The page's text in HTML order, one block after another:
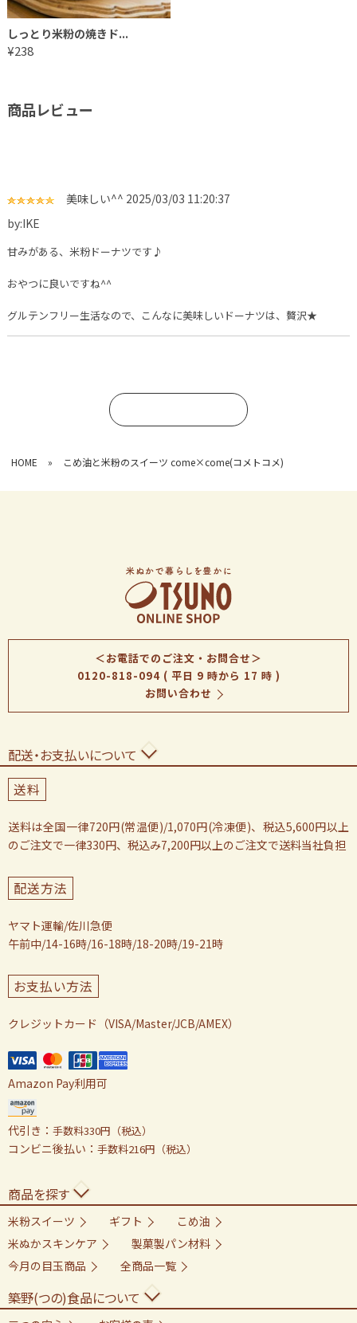
しっとり米粉の焼きド...
¥238
商品レビュー
美味しい^^ 2025/03/03 11:20:37
by:IKE
甘みがある、米粉ドーナツです♪
おやつに良いですね^^
グルテンフリー生活なので、こんなに美味しいドーナツは、贅沢★
HOME » こめ油と米粉のスイーツ come×come(コメトコメ)
＜お電話でのご注文・お問合せ＞
0120-818-094( 平日 9 時から 17 時 )
お問い合わせ
配送・お支払いについて
送料
送料は全国一律720円(常温便)/1,070円(冷凍便)、税込5,600円以上
のご注文で一律330円、税込み7,200円以上のご注文で送料当社負担
配送方法
ヤマト運輸/佐川急便
午前中/14-16時/16-18時/18-20時/19-21時
お支払い方法
クレジットカード（VISA/Master/JCB/AMEX）
Amazon Pay利用可
代引き： 手数料330円（税込）
コンビニ後払い： 手数料216円（税込）
商品を探す
米粉スイーツ ギフト
こめ油
米ぬかスキンケア
製菓製パン材料
今月の目玉商品
全商品一覧
築野(つの)食品について